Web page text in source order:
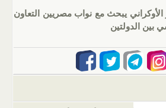
الأوكراني يبحث مع نواب مصريين التعاون
بين الدولتين